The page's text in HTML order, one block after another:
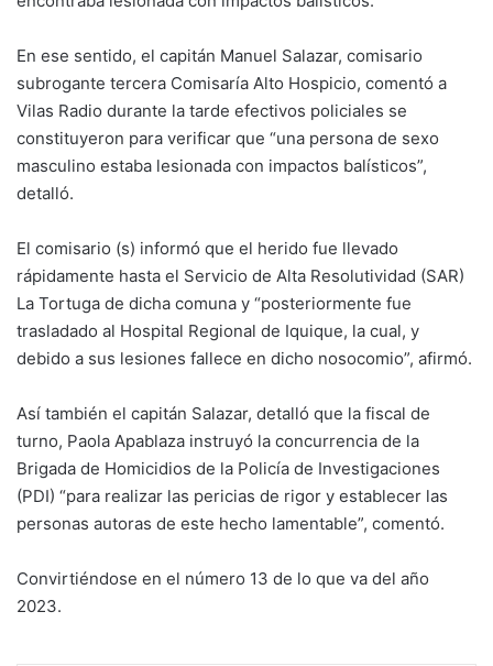
En ese sentido, el capitán Manuel Salazar, comisario
subrogante tercera Comisaría Alto Hospicio, comentó a
Vilas Radio durante la tarde efectivos policiales se
constituyeron para verificar que “una persona de sexo
masculino estaba lesionada con impactos balísticos”,
detalló.
El comisario (s) informó que el herido fue llevado
rápidamente hasta el Servicio de Alta Resolutividad (SAR)
La Tortuga de dicha comuna y “posteriormente fue
trasladado al Hospital Regional de Iquique, la cual, y
debido a sus lesiones fallece en dicho nosocomio”, afirmó.
Así también el capitán Salazar, detalló que la fiscal de
turno, Paola Apablaza instruyó la concurrencia de la
Brigada de Homicidios de la Policía de Investigaciones
(PDI) “para realizar las pericias de rigor y establecer las
personas autoras de este hecho lamentable”, comentó.
Convirtiéndose en el número 13 de lo que va del año
2023.